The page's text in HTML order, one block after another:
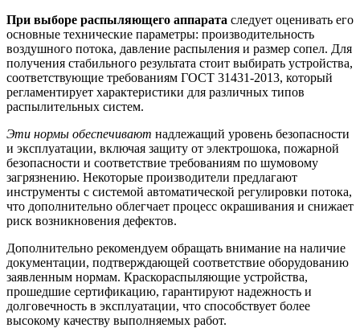
При выборе распыляющего аппарата следует оценивать его
основные технические параметры: производительность
воздушного потока, давление распыления и размер сопел. Для
получения стабильного результата стоит выбирать устройства,
соответствующие требованиям ГОСТ 31431-2013, который
регламентирует характеристики для различных типов
распылительных систем.
Эти нормы обеспечивают надлежащий уровень безопасности
и эксплуатации, включая защиту от электрошока, пожарной
безопасности и соответствие требованиям по шумовому
загрязнению. Некоторые производители предлагают
инструменты с системой автоматической регулировки потока,
что дополнительно облегчает процесс окрашивания и снижает
риск возникновения дефектов.
Дополнительно рекомендуем обращать внимание на наличие
документации, подтверждающей соответствие оборудованию
заявленным нормам. Краскораспыляющие устройства,
прошедшие сертификацию, гарантируют надежность и
долговечность в эксплуатации, что способствует более
высокому качеству выполняемых работ.